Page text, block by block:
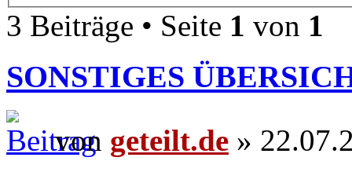
3 Beiträge • Seite 1 von 1
SONSTIGES
von geteilt.de »